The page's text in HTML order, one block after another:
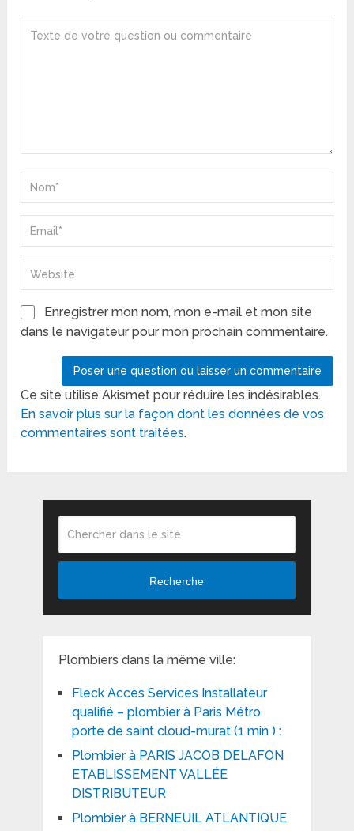
Enregistrer mon nom, mon e-mail et mon site
dans le navigateur pour mon prochain commentaire.
Ce site utilise Akismet pour réduire les indésirables.
En savoir plus sur la façon dont les données de vos
commentaires sont traitées.
Recherche
Plombiers dans la même ville:
Fleck Accès Services Installateur
qualifié – plombier à Paris Métro
porte de saint cloud-murat (1 min ) :
Plombier à PARIS JACOB DELAFON
ETABLISSEMENT VALLÉE
DISTRIBUTEUR
Plombier à BERNEUIL ATLANTIQUE